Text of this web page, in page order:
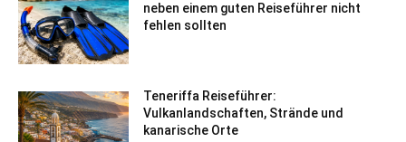
neben einem guten Reiseführer nicht
fehlen sollten
Teneriffa Reiseführer:
Vulkanlandschaften, Strände und
kanarische Orte